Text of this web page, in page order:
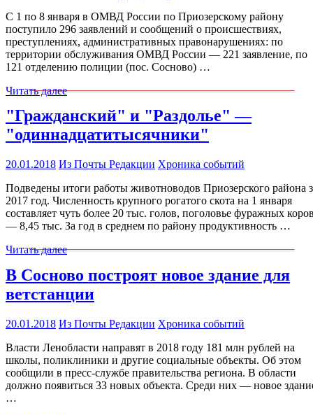
С 1 по 8 января в ОМВД России по Приозерскому району
поступило 296 заявлений и сообщений о происшествиях,
преступлениях, административных правонарушениях: по
территории обслуживания ОМВД России — 221 заявление, по
121 отделению полиции (пос. Сосново) …
Читать далее
"Гражданский" и "Раздолье" —
"одиннадцатитысячники"
20.01.2018 Из Почты Редакции Хроника событий
Подведены итоги работы животноводов Приозерского района
2017 год. Численность крупного рогатого скота на 1 января
составляет чуть более 20 тыс. голов, поголовье фуражных
— 8,45 тыс. За год в среднем по району продуктивность …
Читать далее
В Сосново построят новое здание для
ветстанции
20.01.2018 Из Почты Редакции Хроника событий
Власти Ленобласти направят в 2018 году 181 млн рублей на
школы, поликлиники и другие социальные объекты. Об этом
сообщили в пресс-службе правительства региона. В области
должно появиться 33 новых объекта. Среди них — новое
…